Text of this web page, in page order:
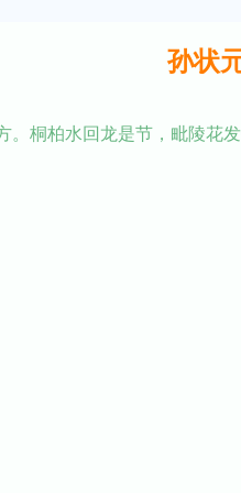
孙状
。桐柏水回龙是节，毗陵花